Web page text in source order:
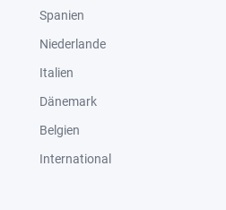
Spanien
Niederlande
Italien
Dänemark
Belgien
International